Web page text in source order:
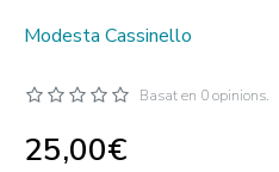
Modesta Cassinello
Basat en 0 opinions.
25,00€